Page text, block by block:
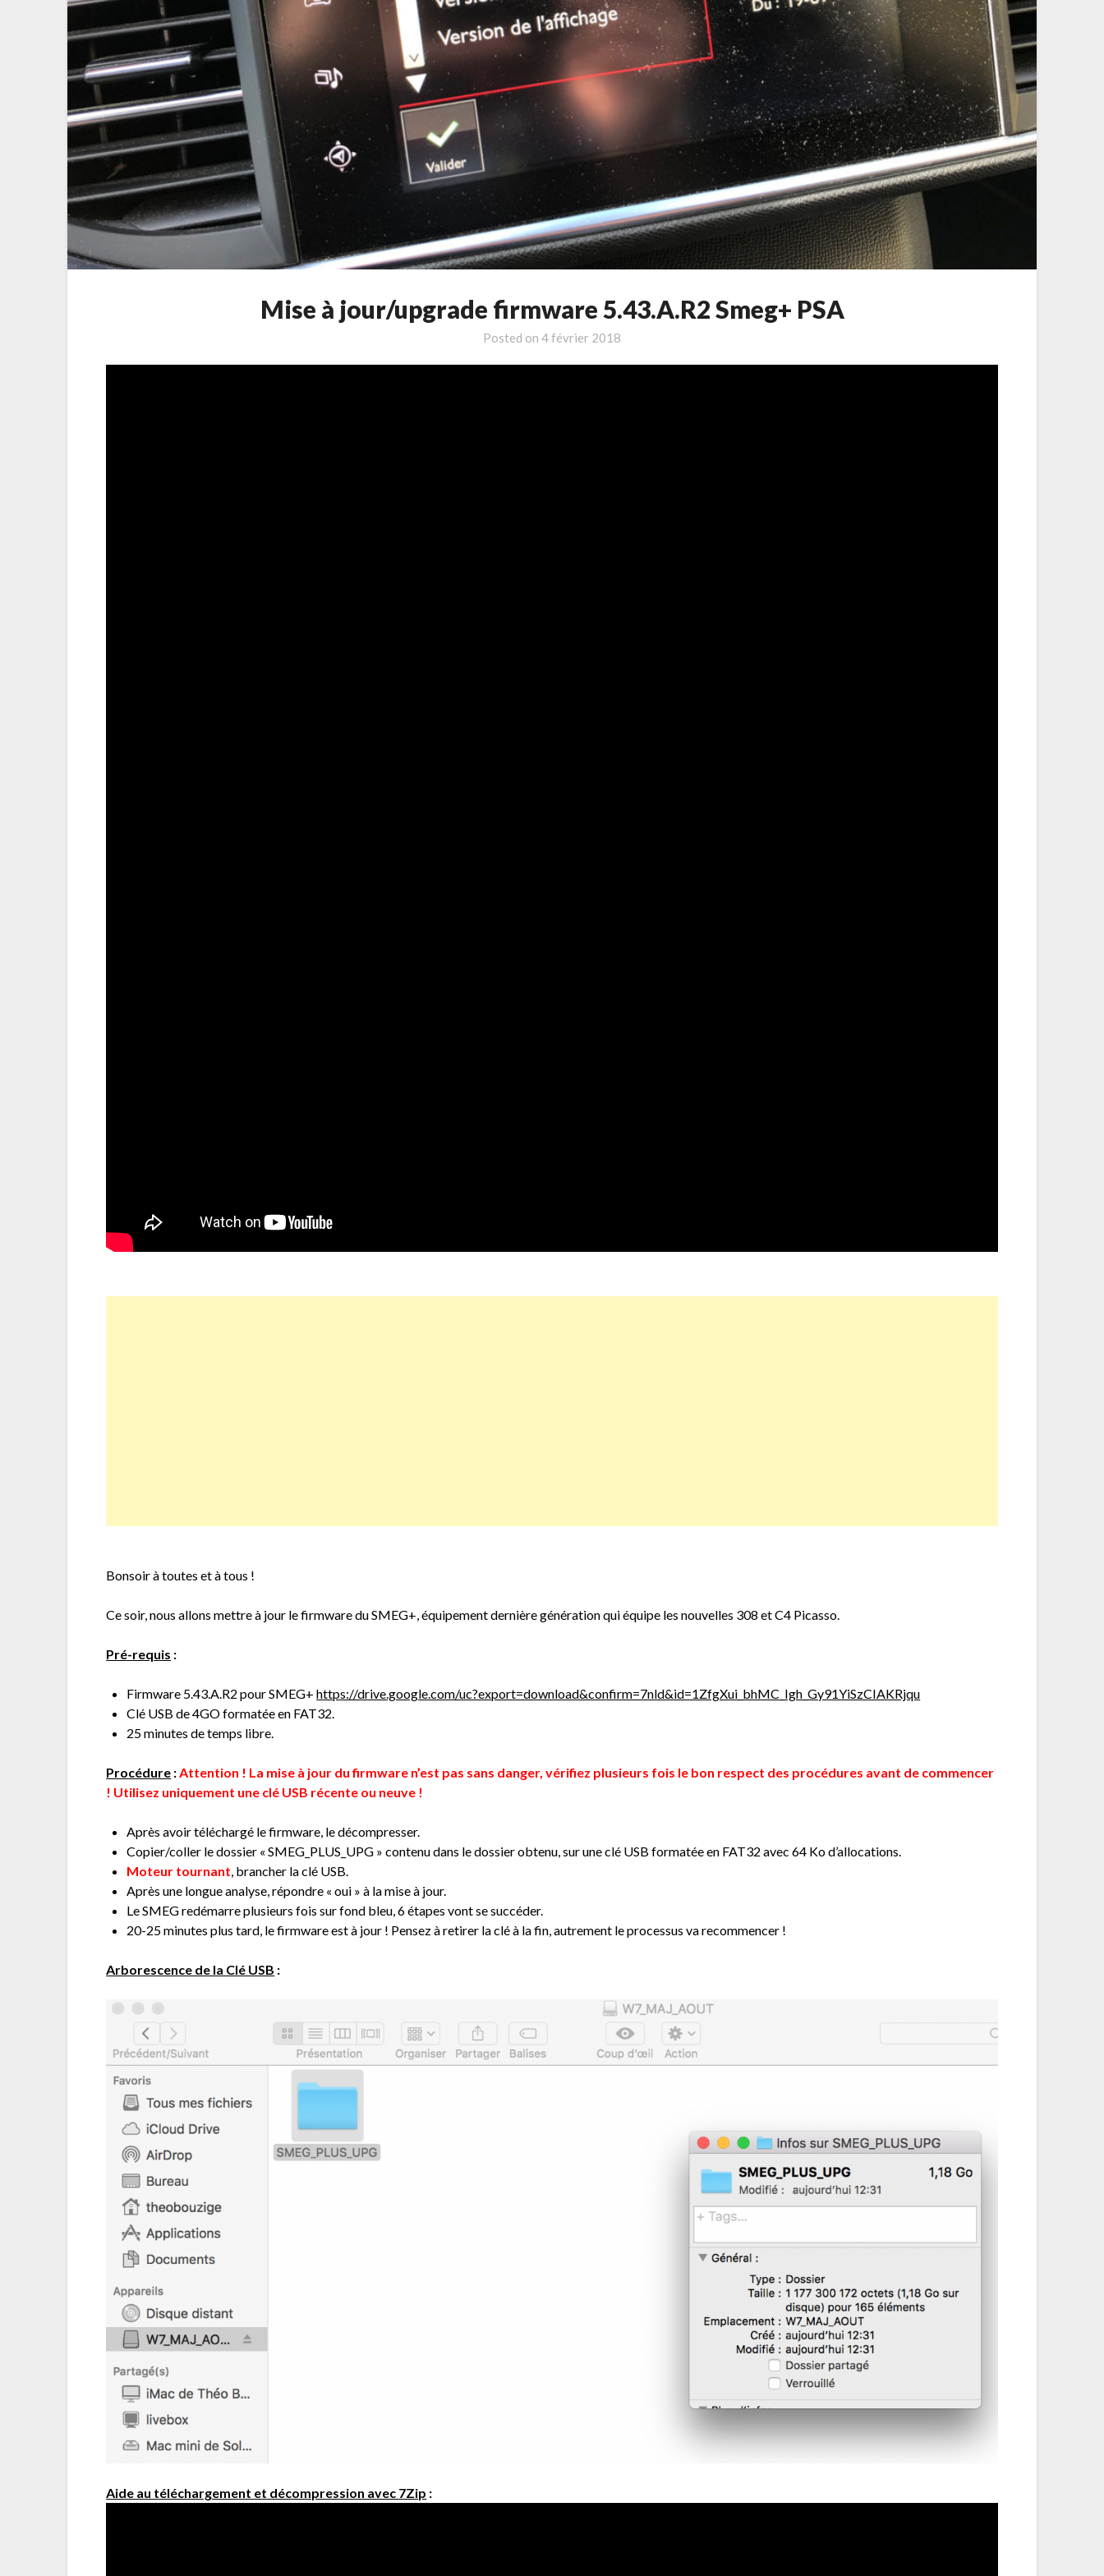
Mise à jour/upgrade firmware 5.43.A.R2 Smeg+ PSA
Posted on 4 février 2018
Bonsoir à toutes et à tous !
Ce soir, nous allons mettre à jour le firmware du SMEG+, équipement dernière génération qui équipe les nouvelles 308 et C4 Picasso.
Pré-requis :
Firmware 5.43.A.R2 pour SMEG+https://drive.google.com/uc?export=download&confirm=7nld&id=1ZfgXui_bhMC_Igh_Gy91YiSzCIAKRjqu
Clé USB de 4GO formatée en FAT32.
25 minutes de temps libre.
Procédure :Attention ! La mise à jour du firmware n’est pas sans danger, vérifiez plusieurs fois le bon respect des procédures avant de commencer
! Utilisez uniquement une clé USB récente ou neuve !
Après avoir téléchargé le firmware, le décompresser.
Copier/coller le dossier « SMEG_PLUS_UPG » contenu dans le dossier obtenu, sur une clé USB formatée en FAT32 avec 64 Ko d’allocations.
Moteur tournant, brancher la clé USB.
Après une longue analyse, répondre « oui » à la mise à jour.
Le SMEG redémarre plusieurs fois sur fond bleu, 6 étapes vont se succéder.
20-25 minutes plus tard, le firmware est à jour ! Pensez à retirer la clé à la fin, autrement le processus va recommencer !
Arborescence de la Clé USB :
Aide au téléchargement et décompression avec 7Zip :